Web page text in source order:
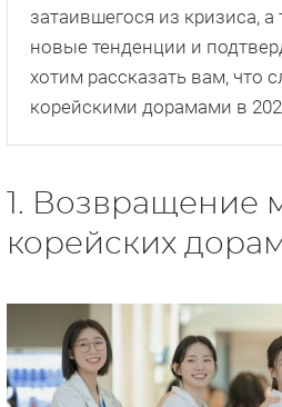
затаившегося из кризиса,
новые тенденции и
хотим рассказать вам, что
корейскими дорамами в
1. Возвращение
корейских